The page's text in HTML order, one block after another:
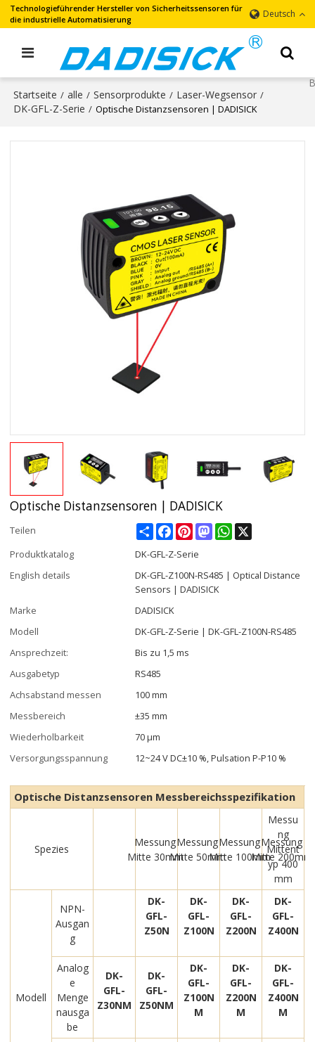
Technologieführender Hersteller von Sicherheitssensoren für
die industrielle Automatisierung
Deutsch
Startseite / alle / Sensorprodukte / Laser-Wegsensor /
DK-GFL-Z-Serie / Optische Distanzsensoren | DADISICK
Optische Distanzsensoren | DADISICK
Teilen ShareFacebookPinterestMastodonWhatsApp
Produktkatalog
DK-GFL-Z-Serie
English details
DK-GFL-Z100N-RS485 | Optical Distance
Sensors | DADISICK
Marke
DADISICK
Modell
DK-GFL-Z-Serie | DK-GFL-Z100N-RS485
Ansprechzeit:
Bis zu 1,5 ms
Ausgabetyp
RS485
Achsabstand messen
100 mm
Messbereich
±35 mm
Wiederholbarkeit
70 μm
Versorgungsspannung
12~24 V DC±10 %, Pulsation P-P10 %
Optische Distanzsensoren Messbereichsspezifikation
Spezies
Messung
Mitte 30mm
Messung
Mitte 50mm
Messung
Mitte 100mm
Messung
Mitte 200mm
Messu
ng
Mittent
yp 400
mm
Modell
NPN-
Ausgan
g
DK-
GFL-
Z50N
DK-
GFL-
Z100N
DK-
GFL-
Z200N
DK-
GFL-
Z400N
Analog
e
Menge
nausga
be
DK-
GFL-
Z30NM
DK-
GFL-
Z50NM
DK-
GFL-
Z100N
M
DK-
GFL-
Z200N
M
DK-
GFL-
Z400N
M